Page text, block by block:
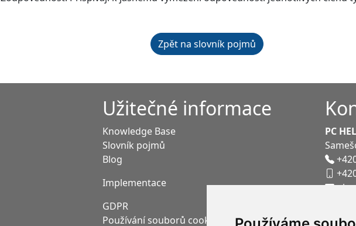
Zpět na slovník pojmů
Užitečné informace
Knowledge Base
Slovník pojmů
Blog
Implementace
GDPR
Používání souborů cookies
PC